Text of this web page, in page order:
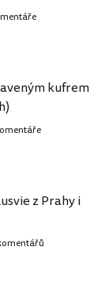
kufrem
z Prahy i